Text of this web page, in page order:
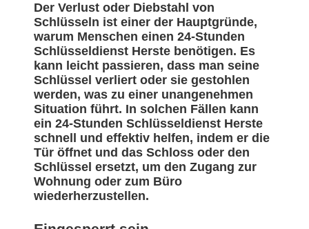
Der Verlust oder Diebstahl von
Schlüsseln ist einer der Hauptgründe,
warum Menschen einen 24-Stunden
Schlüsseldienst Herste benötigen. Es
kann leicht passieren, dass man seine
Schlüssel verliert oder sie gestohlen
werden, was zu einer unangenehmen
Situation führt. In solchen Fällen kann
ein 24-Stunden Schlüsseldienst Herste
schnell und effektiv helfen, indem er die
Tür öffnet und das Schloss oder den
Schlüssel ersetzt, um den Zugang zur
Wohnung oder zum Büro
wiederherzustellen.